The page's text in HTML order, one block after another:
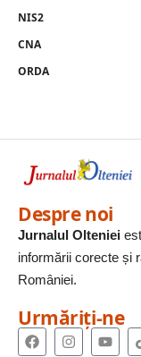
NIS2
CNA
ORDA
Despre noi
Jurnalul Olteniei
informării corecte și
României.
Urmăriți-ne